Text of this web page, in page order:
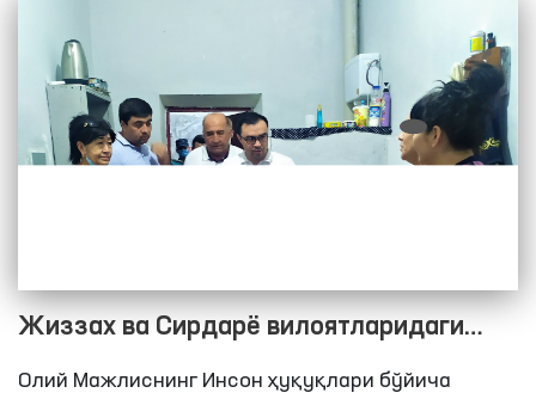
ҳамда ушбу жамоатчилик гуруҳлари билан
биргаликда ҳаракатланиш эркинлиги чекланган
шахслар сақланадиган жойларга мунтазам
равишда мониторинг ташрифларини амалга
ошириш лозимлиги қайд этилган.
Жиззах ва Сирдарё вилоятларидаги
манзил-колония ва тергов
Олий Мажлиснинг Инсон ҳуқуқлари бўйича